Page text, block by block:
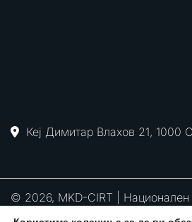
Кеј Димитар Влахов 21, 1000
© 2026, MKD-CIRT | Национален